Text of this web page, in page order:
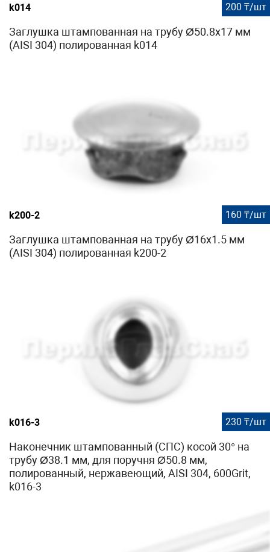
k014 200 ₸/шт
Заглушка штампованная на трубу Ø50.8х17 мм
(AISI 304) полированная k014
k200-2 160 ₸/шт
Заглушка штампованная на трубу Ø16x1.5 мм
(AISI 304) полированная k200-2
k016-3 230 ₸/шт
Наконечник штампованный (СПС) косой 30° на
трубу Ø38.1 мм, для поручня Ø50.8 мм,
полированный, нержавеющий, AISI 304, 600Grit,
k016-3